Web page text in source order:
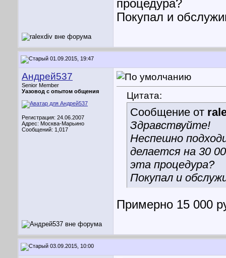
процедура?
Покупал и
01.09.2015, 19:47
Андрей537
Senior Member
Уазовод с опытом общения
Регистрация: 24.06.2007
Адрес: Москва-Марьино
Сообщений: 1,017
Цитата:
Сообщение от
Здравствуйте!
Неспешно
делается на 30
эта процедура?
Покупал и
Примерно 15 000
03.09.2015, 10:00